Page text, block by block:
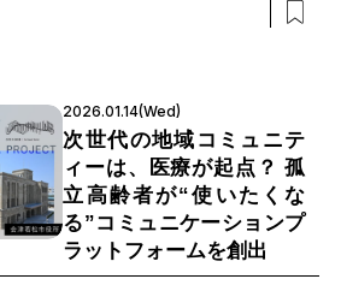
2026.01.14(Wed)
次世代の地域コミュニテ
ィーは、医療が起点？ 孤
立高齢者が“使いたくな
る”コミュニケーションプ
ラットフォームを創出